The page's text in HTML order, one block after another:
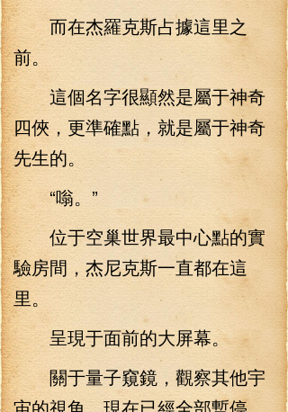
而在杰羅克斯占據這里之
前。
這個名字很顯然是屬于神奇
四俠，更準確點，就是屬于神奇
先生的。
“嗡。”
位于空巢世界最中心點的實
驗房間，杰尼克斯一直都在這
里。
呈現于面前的大屏幕。
關于量子窺鏡，觀察其他宇